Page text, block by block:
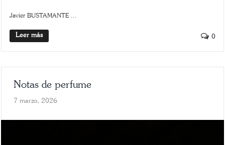
Javier BUSTAMANTE ...
Leer más 0
Notas de perfume
7 marzo, 2026